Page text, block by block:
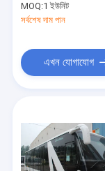
MOQ:1 ইউনিট
সর্বশেষ দাম পান
এখন যোগাযোগ